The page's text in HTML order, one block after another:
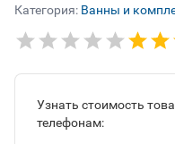
Категория: Ванны и
Узнать стоимость
телефонам: